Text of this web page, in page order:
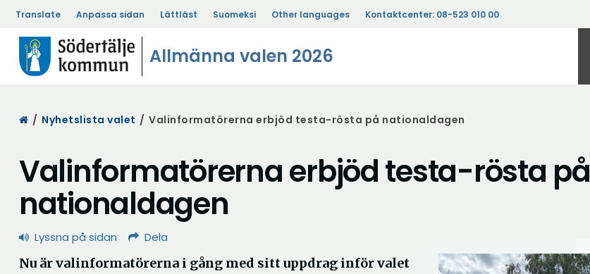
Translate Anpassa sidan Lättläst Suomeksi Other languages Kontaktcenter: 08-523 010 00
Allmänna valen 2026
Start
/ Nyhetslista valet / Valinformatörerna erbjöd testa-rösta på nationaldagen
Valinformatörerna erbjöd testa-rösta på
nationaldagen
Lyssna på sidan Dela
Nu är valinformatörerna i gång med sitt uppdrag inför valet